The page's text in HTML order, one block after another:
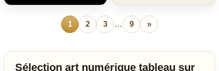
1 2 3 … 9 »
Sélection art numérique tableau sur